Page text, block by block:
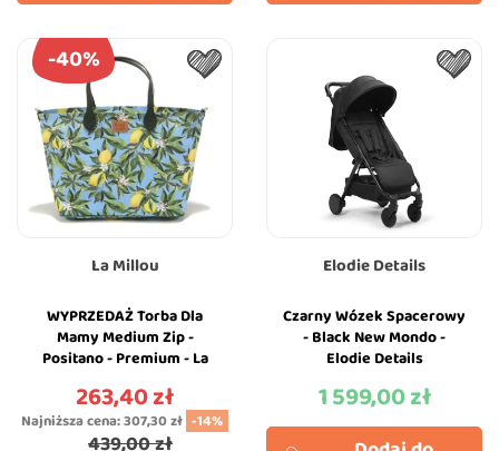
La Millou
WYPRZEDAŻ Torba Dla
Mamy Medium Zip -
Positano - Premium - La
Cena
263,40 zł
Najniższa cena:307,30 zł -14%
439,00 zł
-40%
Elodie Details
Czarny Wózek Spacerowy
- Black New Mondo -
Elodie Details
Cena
1 599,00 zł